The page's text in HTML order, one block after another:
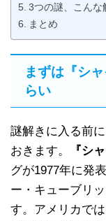
3つの謎、こんな
まとめ
まずは『シ
らい
謎解きに入る前
おきます。
『シ
グが1977年に発
ー・キューブリ
す。アメリカで